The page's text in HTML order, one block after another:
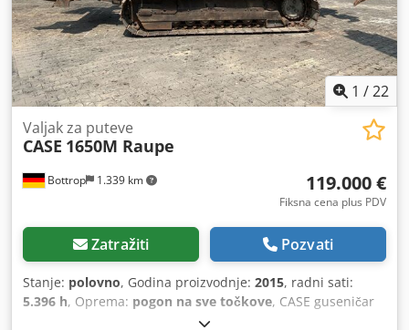
Maksimalni format: 420 x 520 x 100 mm Crsdpfezdazbjx
Alcof Težina: 220 kg Napajanje: 230 V + komprimovani
vazduh. Cena je za set od dve mašine.
1 /22
Bottrop 1.339 km
Valjak za puteve
CASE 1650M Raupe
119.000 €
Fiksna cena plus PDV
Zatražiti Pozvati
Stanje: polovno, Godina proizvodnje: 2015, radni sati:
5.396 h, Oprema: pogon na sve točkove, CASE guseničar
Tip: 1650M Crjdezhyrmjpfx Alcsf Prazna masa: 19.200 kg